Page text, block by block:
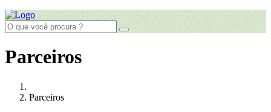
Parceiros
Parceiros